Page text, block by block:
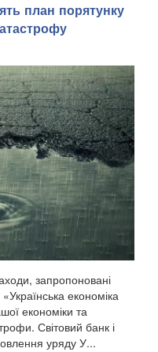
план порятунку
запропоновані
економіка
економіки та
Світовий банк і
уряду У...